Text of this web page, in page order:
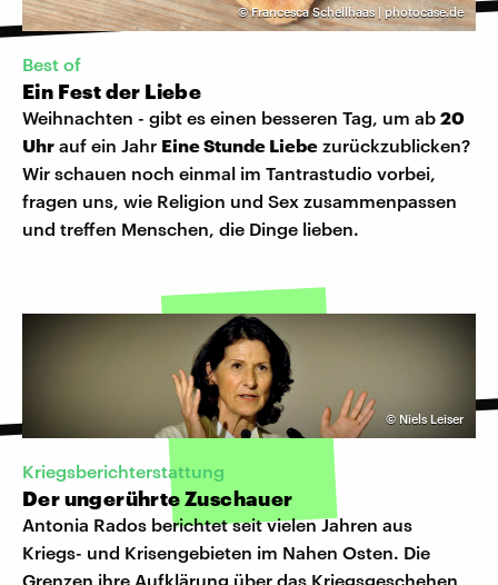
©Francesca Schellhaas | photocase.de
Best of
Ein Fest der Liebe
Weihnachten - gibt es einen besseren Tag, um ab 20
Uhr auf ein Jahr Eine Stunde Liebe zurückzublicken?
Wir schauen noch einmal im Tantrastudio vorbei,
fragen uns, wie Religion und Sex zusammenpassen
und treffen Menschen, die Dinge lieben.
© Niels Leiser
Kriegsberichterstattung
Der ungerührte Zuschauer
Antonia Rados berichtet seit vielen Jahren aus
Kriegs- und Krisengebieten im Nahen Osten. Die
Grenzen ihre Aufklärung über das Kriegsgeschehen